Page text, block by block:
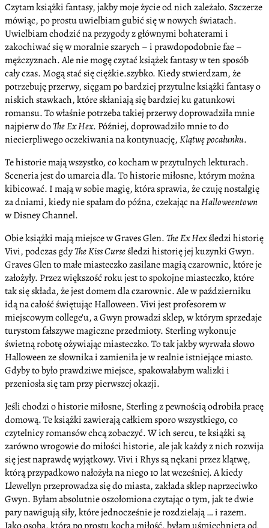
Czytam książki fantasy, jakby moje życie od nich zależało. Szczerze
mówiąc, po prostu uwielbiam gubić się w nowych światach.
Uwielbiam chodzić na przygody z głównymi bohaterami i
zakochiwać się w moralnie szarych – i prawdopodobnie fae –
mężczyznach. Ale nie mogę czytać książek fantasy w ten sposób
cały czas. Mogą stać się ciężkie.szybko. Kiedy stwierdzam, że
potrzebuję przerwy, sięgam po bardziej przytulne książki fantasy o
niskich stawkach, które skłaniają się bardziej ku gatunkowi
romansu. To właśnie potrzeba takiej przerwy doprowadziła mnie
najpierw doThe Ex Hex. Później, doprowadziło mnie to do
niecierpliwego oczekiwania na kontynuację,Klątwę pocałunku.
Te historie mają wszystko, co kocham w przytulnych lekturach.
Sceneria jest do umarcia dla. To historie miłosne, którym można
kibicować. I mają w sobie magię, która sprawia, że czuję nostalgię
za dniami, kiedy nie spałam do późna, czekając naHalloweentown
w Disney Channel.
Obie książki mają miejsce w Graves Glen.The Ex Hexśledzi historię
Vivi, podczas gdyThe Kiss Curseśledzi historię jej kuzynki Gwyn.
Graves Glen to małe miasteczko zasilane magią czarownic, które je
założyły. Przez większość roku jest to spokojne miasteczko, które
tak się składa, że jest domem dla czarownic. Ale w październiku
idą na całość świętując Halloween. Vivi jest profesorem w
miejscowym college’u, a Gwyn prowadzi sklep, w którym sprzedaje
turystom fałszywe magiczne przedmioty. Sterling wykonuje
świetną robotę ożywiając miasteczko. To tak jakby wyrwała słowo
Halloween ze słownika i zamieniła je w realnie istniejące miasto.
Gdyby to było prawdziwe miejsce, spakowałabym walizki i
przeniosła się tam przy pierwszej okazji.
Jeśli chodzi o historie miłosne, Sterling z pewnością odrobiła pracę
domową. Te książki zawierają całkiem sporo wszystkiego, co
czytelnicy romansów chcą zobaczyć. W ich sercu, te książki są
zarówno wrogowie do miłości historie, ale jak każdy z nich rozwija
się jest naprawdę wyjątkowy. Vivi i Rhys są nękani przez klątwę,
którą przypadkowo nałożyła na niego 10 lat wcześniej. A kiedy
Llewellyn przeprowadza się do miasta, zakłada sklep naprzeciwko
Gwyn. Byłam absolutnie oszołomiona czytając o tym, jak te dwie
pary nawigują siły, które jednocześnie je rozdzielają … i razem.